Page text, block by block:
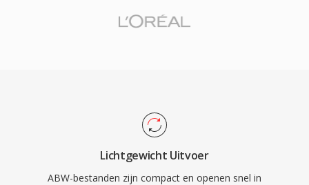
Lichtgewicht Uitvoer
ABW-bestanden zijn compact en openen snel in